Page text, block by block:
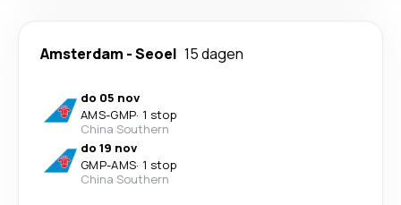
Amsterdam -Seoel 15 dagen
do 05 nov
AMS-GMP· 1 stop
China Southern
do 19 nov
GMP-AMS· 1 stop
China Southern